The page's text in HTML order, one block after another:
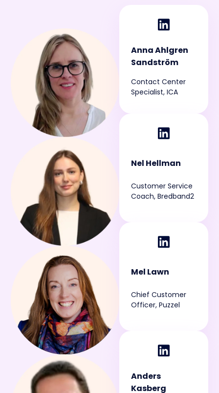
Anna Ahlgren
Sandström
Contact Center
Specialist, ICA
Nel Hellman
Customer Service
Coach, Bredband2
Mel Lawn
Chief Customer
Officer, Puzzel
Anders
Kasberg